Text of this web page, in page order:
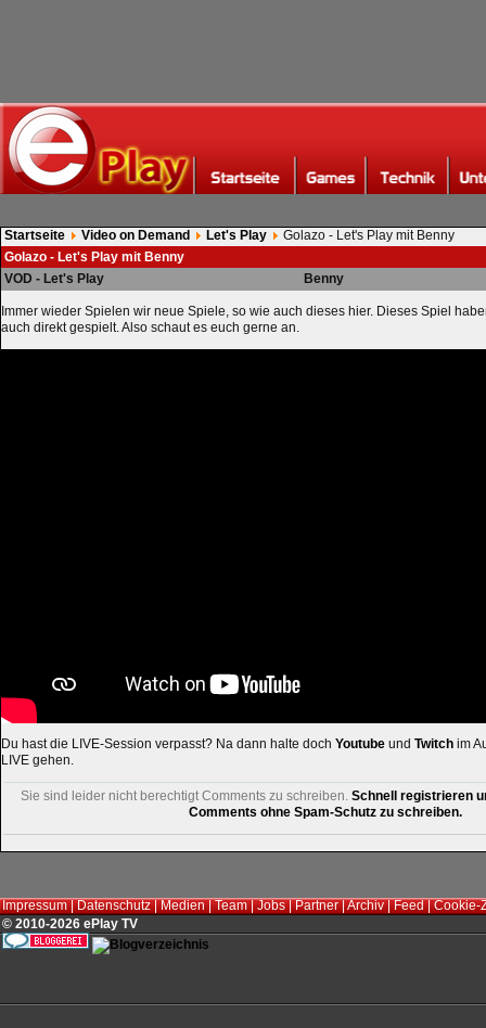
Startseite Video on Demand Let's Play
Golazo - Let's Play mit Benny
Golazo - Let's Play mit Benny
VOD - Let's Play
Benny
Immer wieder Spielen wir neue Spiele, so wie auch dieses hier. Dieses Spiel
auch direkt gespielt. Also schaut es euch gerne an.
Du hast die LIVE-Session verpasst? Na dann halte doch Youtube und Twitch im
LIVE gehen.
Sie sind leider nicht berechtigt Comments zu schreiben. Schnell registrieren
Comments ohne Spam-Schutz zu schreiben.
Impressum|Datenschutz|Medien|Team|Jobs|Partner|Archiv|Feed|Cookie-
© 2010-2026 ePlay TV